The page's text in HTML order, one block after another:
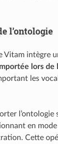
l’ontologie
Vitam intègre
lors de
les
l’ontologie
en mode
Cette